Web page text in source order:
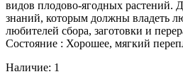
видов плодово-ягодных растений.
знаний, которым должны владеть
любителей сбора, заготовки и
Состояние : Хорошее, мягкий
Наличие: 1